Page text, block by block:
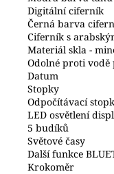
Digitální ciferník
Černá barva
Ciferník s
Materiál skla -
Odolné proti
Datum
Stopky
Odpočítávací
LED osvětlení
5 budíků
Světové časy
Další funkce
Krokoměr
200
Kč